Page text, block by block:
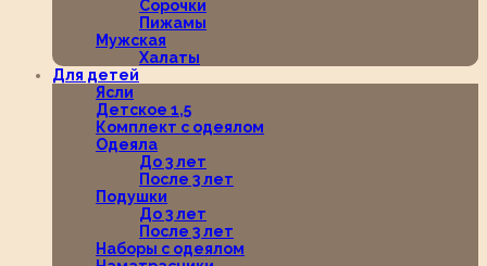
Сорочки
Пижамы
Мужская
Халаты
Для детей
Ясли
Детское 1,5
Комплект с одеялом
Одеяла
До 3 лет
После 3 лет
Подушки
До 3 лет
После 3 лет
Наборы с одеялом